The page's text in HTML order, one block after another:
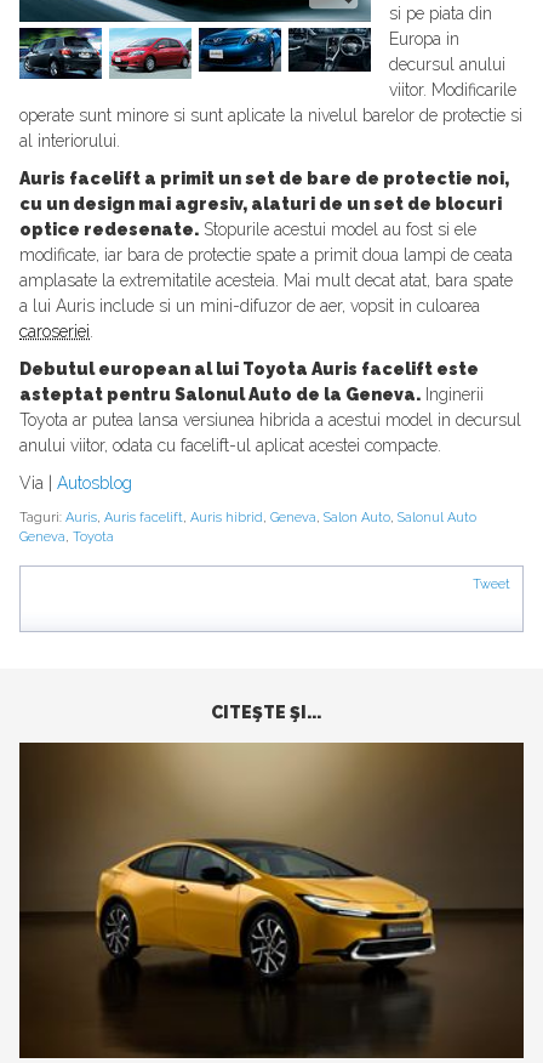
si pe piata din
Europa in
decursul anului
viitor. Modificarile
operate sunt minore si sunt aplicate la nivelul barelor de protectie si
al interiorului.
Auris facelift a primit un set de bare de protectie noi,
cu un design mai agresiv, alaturi de un set de blocuri
optice redesenate. Stopurile acestui model au fost si ele
modificate, iar bara de protectie spate a primit doua lampi de ceata
amplasate la extremitatile acesteia. Mai mult decat atat, bara spate
a lui Auris include si un mini-difuzor de aer, vopsit in culoarea
caroseriei
Debutul european al lui Toyota Auris facelift este
asteptat pentru Salonul Auto de la Geneva. Inginerii
Toyota ar putea lansa versiunea hibrida a acestui model in decursul
anului viitor, odata cu facelift-ul aplicat acestei compacte.
Via | Autosblog
Taguri: Auris, Auris facelift, Auris hibrid, Geneva, Salon Auto, Salonul Auto
Geneva, Toyota
Tweet
CITEŞTE ŞI...